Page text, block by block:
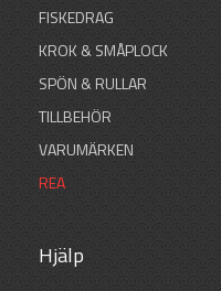
FISKEDRAG
KROK & SMÅPLOCK
SPÖN & RULLAR
TILLBEHÖR
VARUMÄRKEN
REA
Hjälp